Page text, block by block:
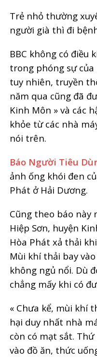
Trẻ nhỏ thường
người già thì đi
BBC không có điều
trong phóng sự của
tuy nhiên, truyền
năm qua cũng đã
Kinh Môn » và các
khỏe từ các nhà
nói trên.
Báo Người Tiêu
ảnh ống khói đen
Phát ở Hải Dương.
Cũng theo báo này
Hiệp Sơn, huyện
Hòa Phát xả thải
Mùi khí thải bay
không ngủ nổi. Dù
chẳng mấy khi có
« Chưa kể, mùi khí
hại duy nhất nhà
còn có mạt sắt.
vào đồ ăn, thức